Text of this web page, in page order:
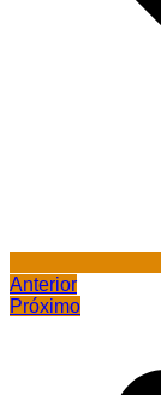
Anterior
Próximo